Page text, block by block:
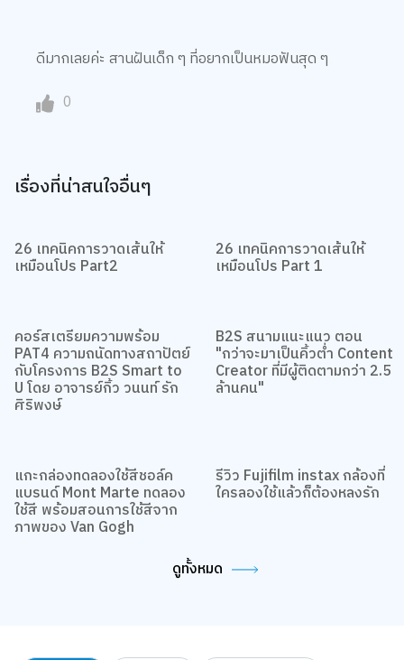
ดีมากเลยค่ะ สานฝันเด็ก ๆ ที่อยากเป็นหมอฟันสุด ๆ
0
เรื่องที่น่าสนใจอื่นๆ
26 เทคนิคการวาดเส้นให้
เหมือนโปร Part2
26 เทคนิคการวาดเส้นให้
เหมือนโปร Part 1
คอร์สเตรียมความพร้อม
PAT4 ความถนัดทางสถาปัตย์
กับโครงการ B2S Smart to
U โดย อาจารย์กิ้ว วนนท์ รัก
ศิริพงษ์
B2S สนามแนะแนว ตอน
"กว่าจะมาเป็นคิ้วต่ำ Content
Creator ที่มีผู้ติดตามกว่า 2.5
ล้านคน"
แกะกล่องทดลองใช้สีชอล์ค
แบรนด์ Mont Marte ทดลอง
ใช้สี พร้อมสอนการใช้สีจาก
ภาพของ Van Gogh
รีวิว Fujifilm instax กล้องที่
ใครลองใช้แล้วก็ต้องหลงรัก
ดูทั้งหมด